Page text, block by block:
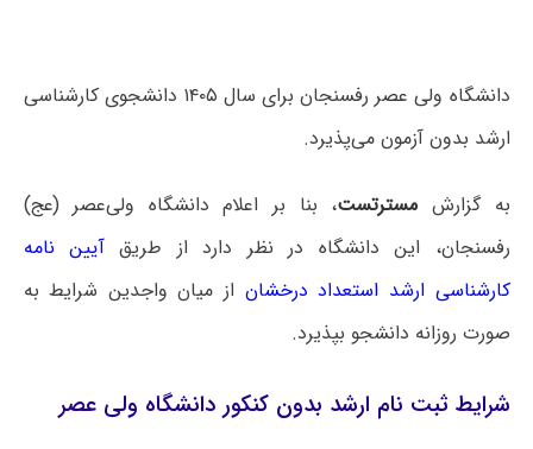
دانشگاه ولی عصر رفسنجان برای سال ۱۴۰۵ دانشجوی کارشناسی
ارشد بدون آزمون می‌پذیرد.
به گزارش مسترتست، بنا بر اعلام دانشگاه ولی‌عصر (عج)
رفسنجان، این دانشگاه در نظر دارد از طریقآیین نامه
کارشناسی ارشد استعداد درخشان از میان واجدین شرایط به
صورت روزانه دانشجو بپذیرد.
شرایط ثبت نام ارشد بدون کنکور دانشگاه ولی عصر